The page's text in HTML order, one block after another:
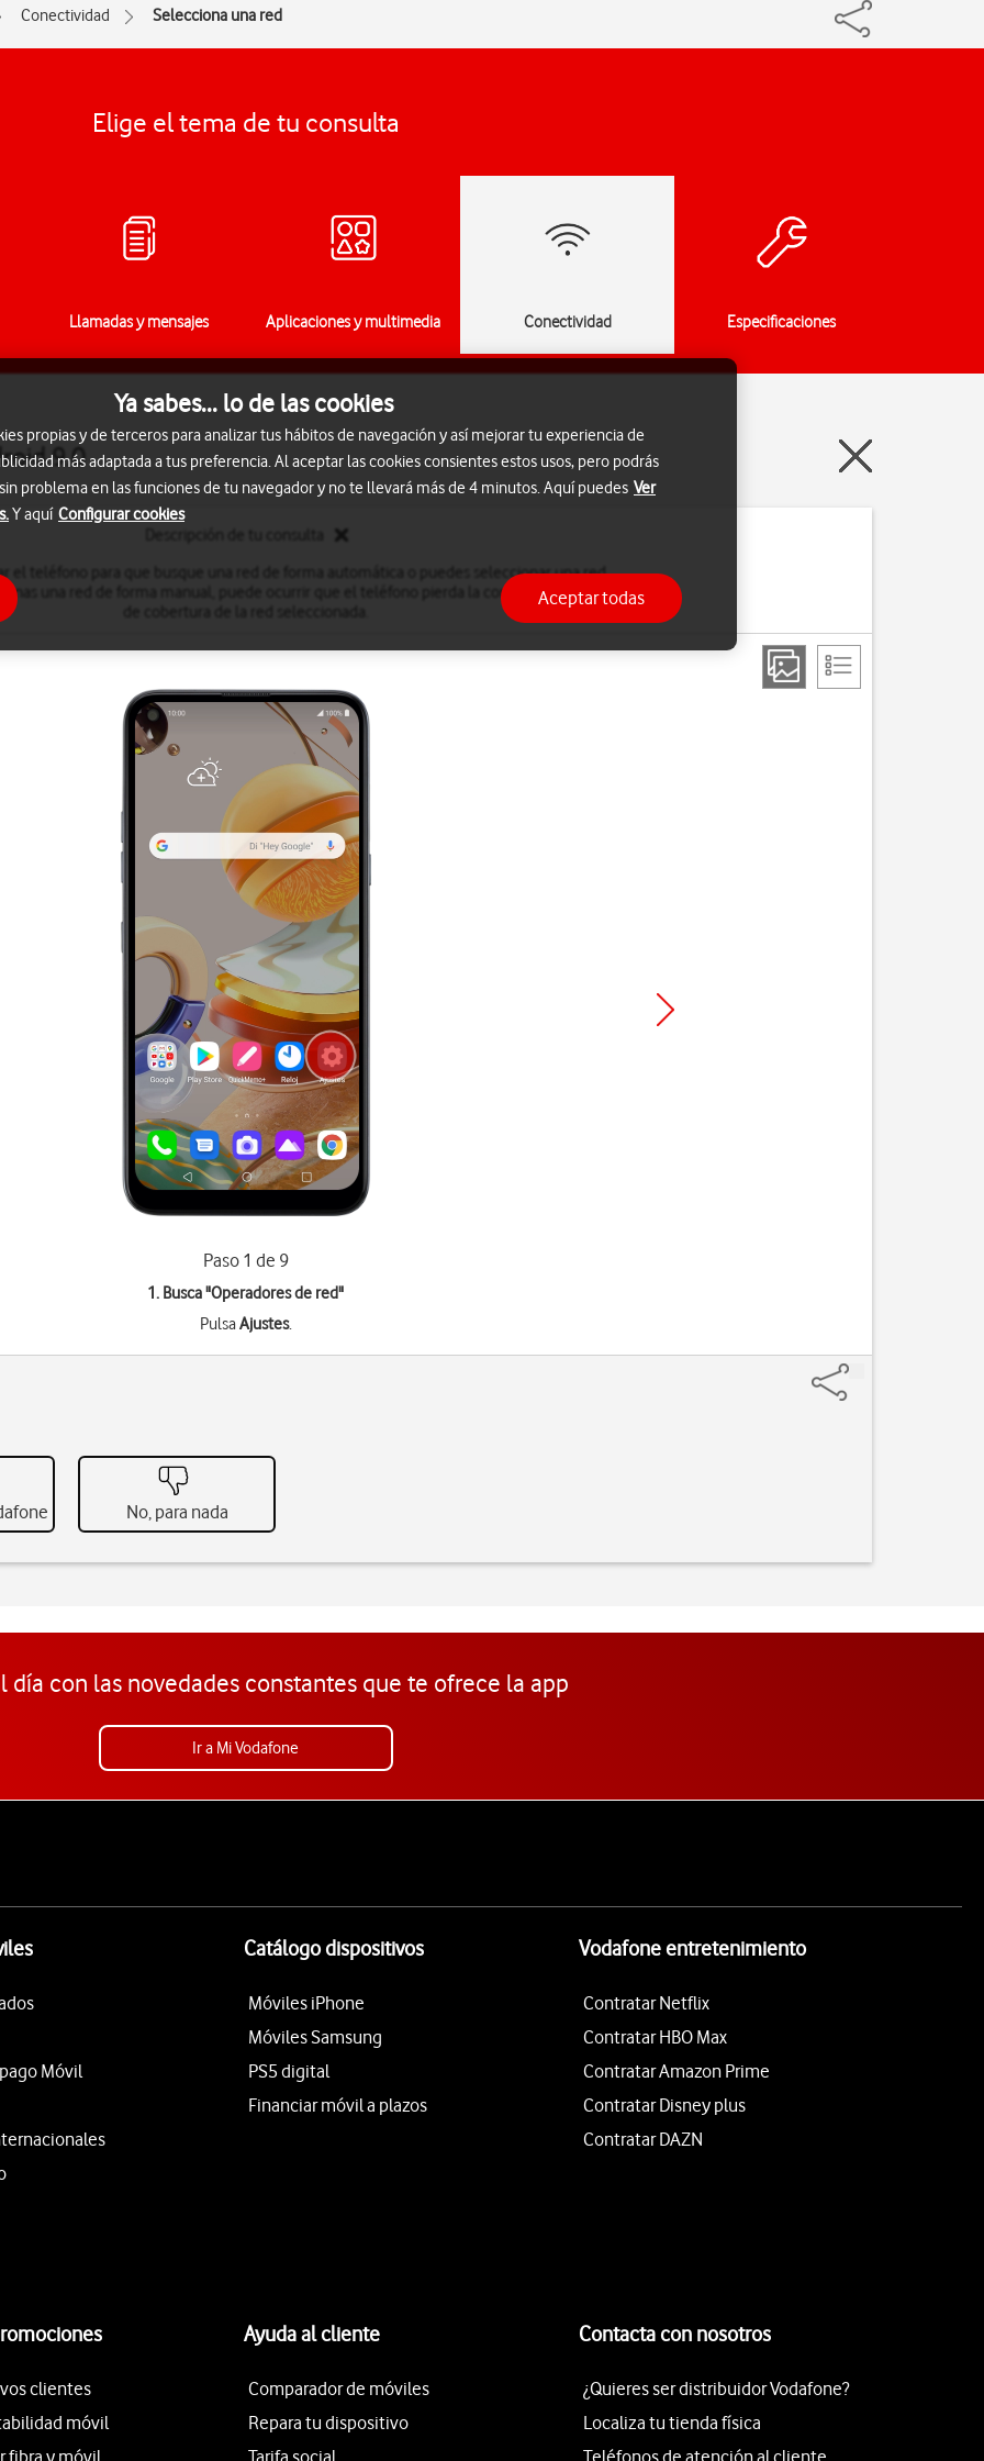
Conectividad Selecciona una red
Elige el tema de tu consulta
Llamadas y mensajes Aplicaciones y multimedia Conectividad Especificaciones
9.0
el teléfono para que busque una red de forma automática o puedes seleccionar una red
una red de forma manual, puede ocurrir que el teléfono pierda la conexión si sales del área
Paso 1 de 9
1. Busca "Operadores de red"
PulsaAjustes.
No, para nada
día con las novedades constantes que te ofrece la app
Ir a Mi Vodafone
Móvil
Catálogo dispositivos
Móviles iPhone
Móviles Samsung
PS5 digital
Financiar móvil a plazos
Vodafone entretenimiento
Contratar Netflix
Contratar HBO Max
Contratar Amazon Prime
Contratar Disney plus
Contratar DAZN
clientes
móvil
fibra y móvil
Ayuda al cliente
Comparador de móviles
Repara tu dispositivo
Tarifa social
Contacta con nosotros
¿Quieres ser distribuidor Vodafone?
Localiza tu tienda física
Teléfonos de atención al cliente
Ya sabes... lo de las cookies
propias y de terceros para analizar tus hábitos de navegación y así mejorar tu experiencia de
más adaptada a tus preferencia. Al aceptar las cookies consientes estos usos, pero podrás
problema en las funciones de tu navegador y no te llevará más de 4 minutos. Aquí puedes Ver
Y aquí Configurar cookies
Aceptar todas